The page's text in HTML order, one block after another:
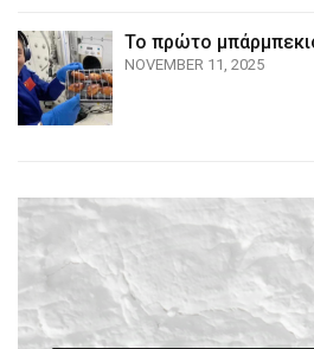
Το πρώτο
NOVEMBER 11, 2025